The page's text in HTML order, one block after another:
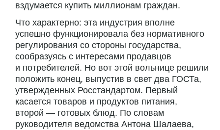
вздумается купить миллионам граждан.
Что характерно: эта индустрия вполне
успешно функционировала без нормативного
регулирования со стороны государства,
сообразуясь с интересами продавцов
и потребителей. Но вот этой вольнице решили
положить конец, выпустив в свет два ГОСТа,
утвержденных Росстандартом. Первый
касается товаров и продуктов питания,
второй — готовых блюд. По словам
руководителя ведомства Антона Шалаева,